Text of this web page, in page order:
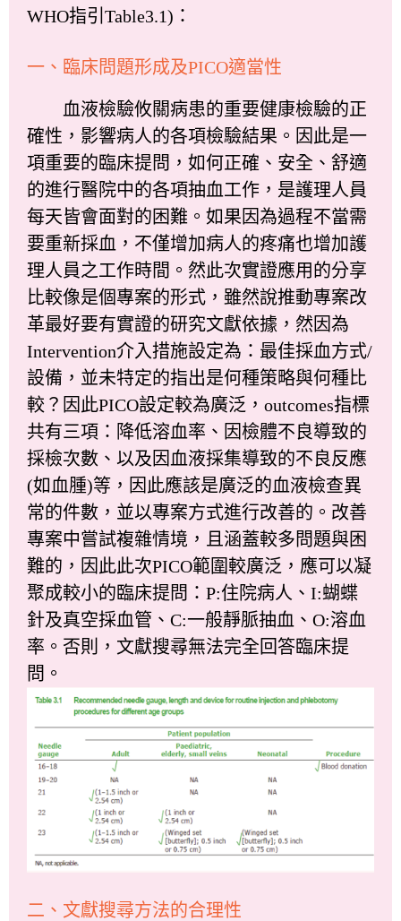
WHO指引Table3.1)：
一、臨床問題形成及PICO適當性
血液檢驗攸關病患的重要健康檢驗的正
確性，影響病人的各項檢驗結果。因此是一
項重要的臨床提問，如何正確、安全、舒適
的進行醫院中的各項抽血工作，是護理人員
每天皆會面對的困難。如果因為過程不當需
要重新採血，不僅增加病人的疼痛也增加護
理人員之工作時間。然此次實證應用的分享
比較像是個專案的形式，雖然說推動專案改
革最好要有實證的研究文獻依據，然因為
Intervention介入措施設定為：最佳採血方式/
設備，並未特定的指出是何種策略與何種比
較？因此PICO設定較為廣泛，outcomes指標
共有三項：降低溶血率、因檢體不良導致的
採檢次數、以及因血液採集導致的不良反應
(如血腫)等，因此應該是廣泛的血液檢查異
常的件數，並以專案方式進行改善的。改善
專案中嘗試複雜情境，且涵蓋較多問題與困
難的，因此此次PICO範圍較廣泛，應可以凝
聚成較小的臨床提問：P:住院病人、I:蝴蝶
針及真空採血管、C:一般靜脈抽血、O:溶血
率。否則，文獻搜尋無法完全回答臨床提
問。
二、文獻搜尋方法的合理性